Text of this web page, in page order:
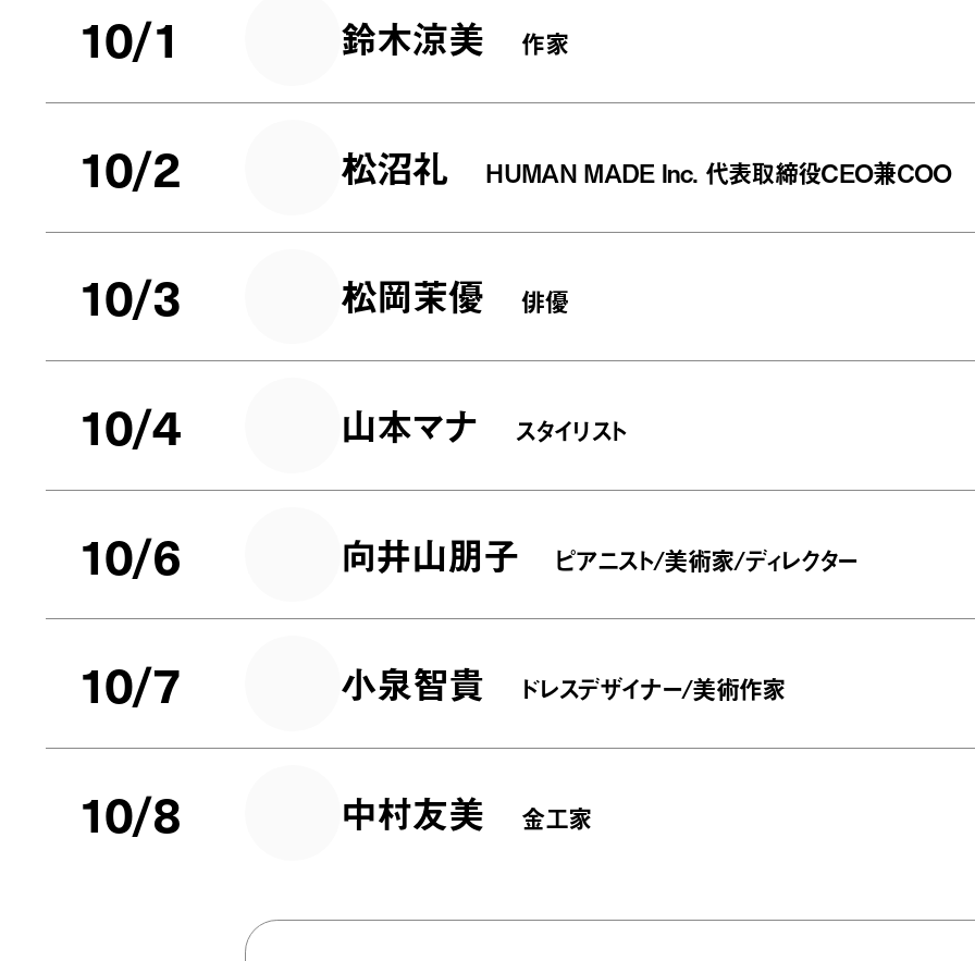
10/1 鈴木涼美 作家
10/2 松沼礼 HUMAN MADE Inc. 代表取締役CEO兼COO
10/3 松岡茉優 俳優
10/4 山本マナ スタイリスト
10/6 向井山朋子 ピアニスト/美術家/ディレクター
10/7 小泉智貴 ドレスデザイナー/美術作家
10/8 中村友美 金工家